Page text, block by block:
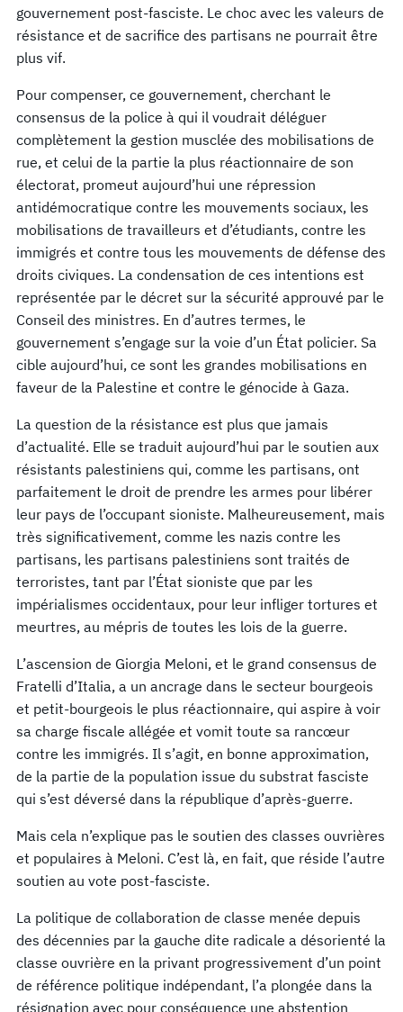
gouvernement post-fasciste. Le choc avec les valeurs de
résistance et de sacrifice des partisans ne pourrait être
plus vif.
Pour compenser, ce gouvernement, cherchant le
consensus de la police à qui il voudrait déléguer
complètement la gestion musclée des mobilisations de
rue, et celui de la partie la plus réactionnaire de son
électorat, promeut aujourd’hui une répression
antidémocratique contre les mouvements sociaux, les
mobilisations de travailleurs et d’étudiants, contre les
immigrés et contre tous les mouvements de défense des
droits civiques. La condensation de ces intentions est
représentée par le décret sur la sécurité approuvé par le
Conseil des ministres. En d’autres termes, le
gouvernement s’engage sur la voie d’un État policier. Sa
cible aujourd’hui, ce sont les grandes mobilisations en
faveur de la Palestine et contre le génocide à Gaza.
La question de la résistance est plus que jamais
d’actualité. Elle se traduit aujourd’hui par le soutien aux
résistants palestiniens qui, comme les partisans, ont
parfaitement le droit de prendre les armes pour libérer
leur pays de l’occupant sioniste. Malheureusement, mais
très significativement, comme les nazis contre les
partisans, les partisans palestiniens sont traités de
terroristes, tant par l’État sioniste que par les
impérialismes occidentaux, pour leur infliger tortures et
meurtres, au mépris de toutes les lois de la guerre.
L’ascension de Giorgia Meloni, et le grand consensus de
Fratelli d’Italia, a un ancrage dans le secteur bourgeois
et petit-bourgeois le plus réactionnaire, qui aspire à voir
sa charge fiscale allégée et vomit toute sa rancœur
contre les immigrés. Il s’agit, en bonne approximation,
de la partie de la population issue du substrat fasciste
qui s’est déversé dans la république d’après-guerre.
Mais cela n’explique pas le soutien des classes ouvrières
et populaires à Meloni. C’est là, en fait, que réside l’autre
soutien au vote post-fasciste.
La politique de collaboration de classe menée depuis
des décennies par la gauche dite radicale a désorienté la
classe ouvrière en la privant progressivement d’un point
de référence politique indépendant, l’a plongée dans la
résignation avec pour conséquence une abstention